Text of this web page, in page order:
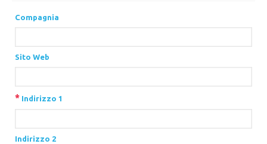
Compagnia
Sito Web
* Indirizzo 1
Indirizzo 2